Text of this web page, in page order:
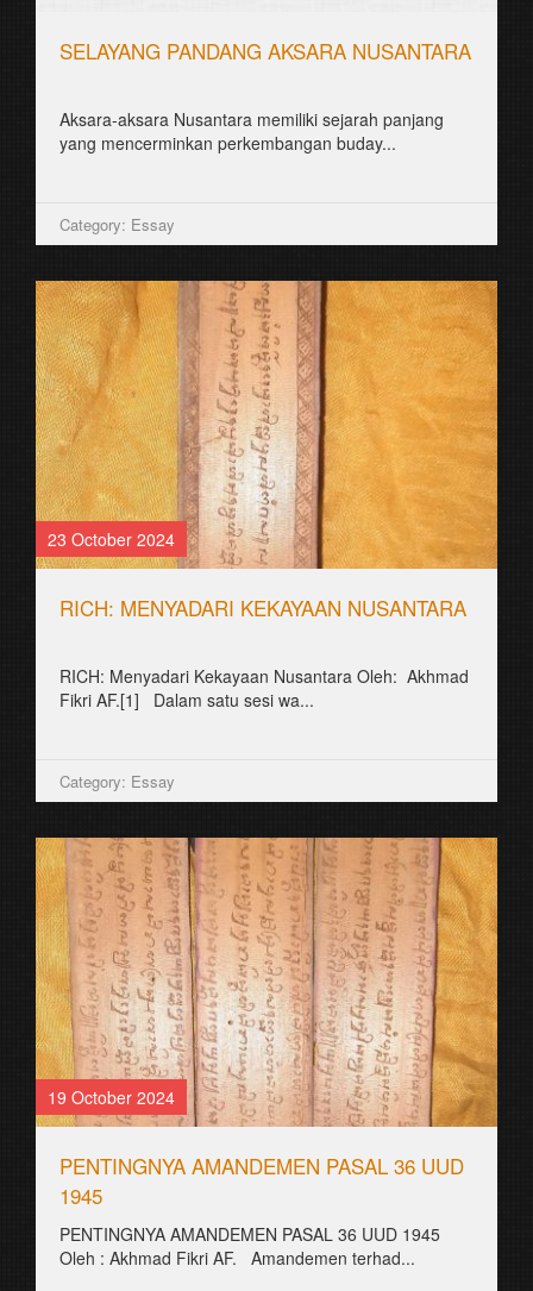
SELAYANG PANDANG AKSARA NUSANTARA
Aksara-aksara Nusantara memiliki sejarah panjang
yang mencerminkan perkembangan buday...
Category: Essay
23 October 2024
RICH: MENYADARI KEKAYAAN NUSANTARA
RICH: Menyadari Kekayaan Nusantara Oleh: Akhmad
Fikri AF.[1] Dalam satu sesi wa...
Category: Essay
19 October 2024
PENTINGNYA AMANDEMEN PASAL 36 UUD
1945
PENTINGNYA AMANDEMEN PASAL 36 UUD 1945
Oleh : Akhmad Fikri AF. Amandemen terhad...